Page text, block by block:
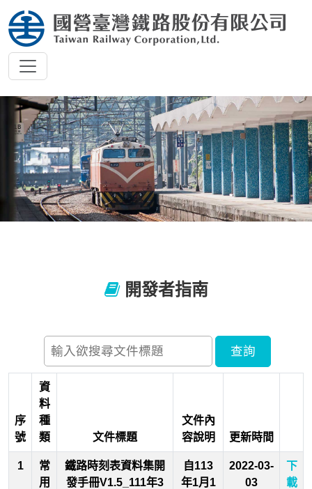
開發者指南
序
號
資
料
種
類
文件標題
文件內
容說明
更新時間
1
常
用
鐵路時刻表資料集開
發手冊V1.5_111年3
自113
年1月1
2022-03-
03
下
載